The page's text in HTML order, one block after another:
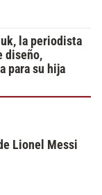
la periodista
diseño,
para su hija
Lionel Messi